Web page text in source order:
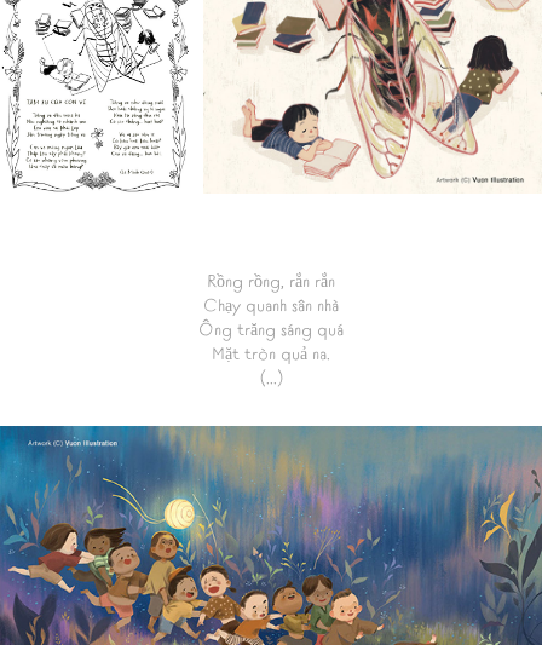
Rồng rồng, rắn rắn
Chạy quanh sân nhà
Ông trăng sáng quá
Mặt tròn quả na.
(...)